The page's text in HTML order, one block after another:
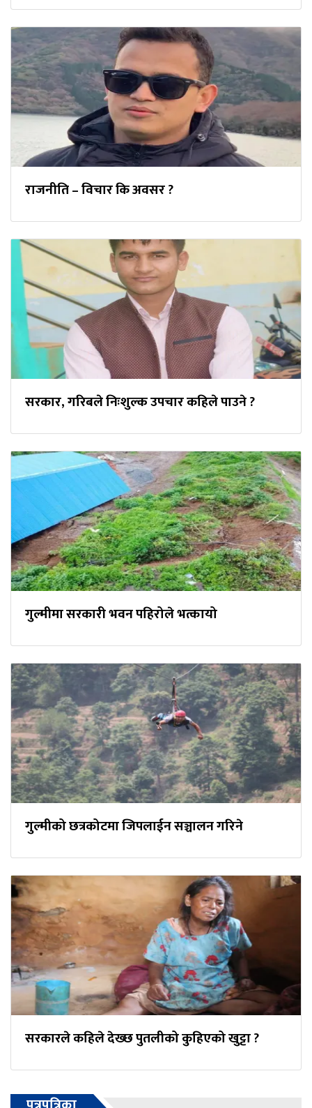
राजनीति – विचार कि अवसर ?
सरकार, गरिबले निःशुल्क उपचार कहिले पाउने ?
गुल्मीमा सरकारी भवन पहिरोले भत्कायो
गुल्मीको छत्रकोटमा जिपलाईन सञ्चालन गरिने
सरकारले कहिले देख्छ पुतलीको कुहिएको खुट्टा ?